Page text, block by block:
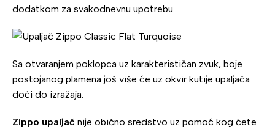
dodatkom za svakodnevnu upotrebu.
Sa otvaranjem poklopca uz karakterističan zvuk, boje
postojanog plamena još više će uz okvir kutije upaljača
doći do izražaja.
Zippo upaljač nije obično sredstvo uz pomoć kog ćete